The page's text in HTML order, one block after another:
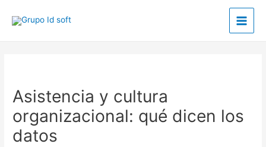
Main
Asistencia y cultura
organizacional: qué dicen los
datos